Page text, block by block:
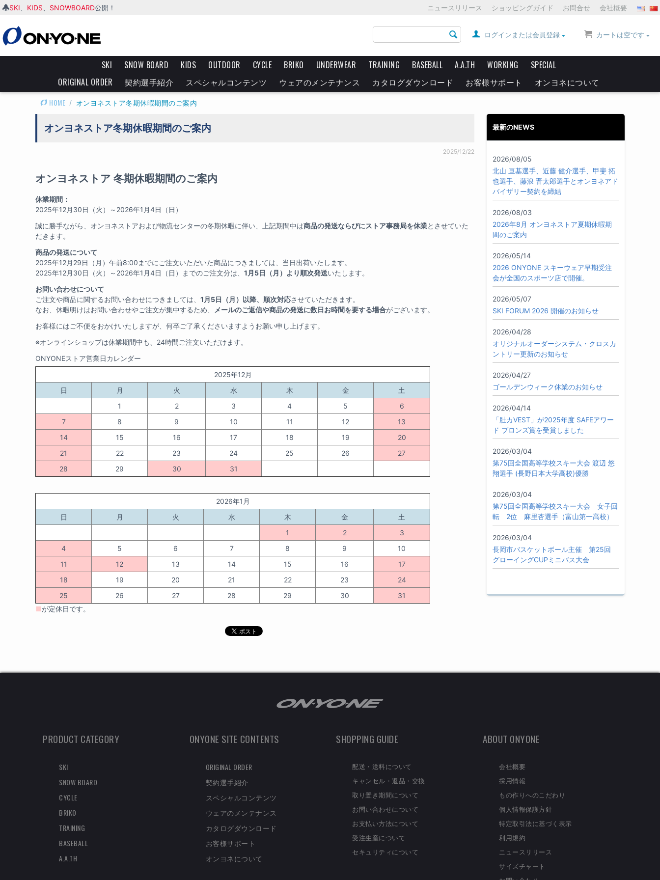
SKI KIDS SNOWBOARD公開！ ニュースリリース ショッピングガイド お問合せ 会社概要
カートは空です
ログインまたは会員登録
SKI SNOW BOARD KIDS OUTDOOR CYCLE BRIKO UNDERWEAR TRAINING BASEBALL A.A.TH WORKING
SPECIAL
ORIGINAL ORDER
契約選手紹介 スペシャルコンテンツ ウェアのメンテナンス カタログダウンロード お客様サポート オンヨネについて
HOME / オンヨネストア冬期休暇期間のご案内
オンヨネストア冬期休暇期間のご案内
2025/12/22
オンヨネストア 冬期休暇期間のご案内
休業期間：
2025年12月30日（火）～2026年1月4日（日）
誠に勝手ながら、オンヨネストアおよび物流センターの冬期休暇に伴い、上記期間中は商品の発送ならびにストア事務局を休業とさせていた
だきます。
商品の発送について
2025年12月29日（月）午前8:00までにご注文いただいた商品につきましては、当日出荷いたします。
2025年12月30日（火）～2026年1月4日（日）までのご注文分は、 1月5日（月）より順次発送いたします。
お問い合わせについて
ご注文や商品に関するお問い合わせにつきましては、 1月5日（月）以降、順次対応させていただきます。
なお、休暇明けはお問い合わせやご注文が集中するため、
メールのご返信や商品の発送に数日お時間を要する場合がございます。
お客様にはご不便をおかけいたしますが、何卒ご了承くださいますようお願い申し上げます。
※オンラインショップは休業期間中も、24時間ご注文いただけます。
ONYONEストア営業日カレンダー
2025年12月
日
月 火 水 木 金
土
1
2 3 4 5
6
7
8 9 10 11 12
13
14
15 16 17 18 19
20
21
22 23 24 25 26
27
28
29 30 31
2026年1月
日
月 火 水 木 金
土
1
2
3
4
5 6 7 8 9
10
11
12 13 14 15 16
17
18
19 20 21 22 23
24
25
26 27 28 29 30
31
■が定休日です。
最新のNEWS
2026/08/05
北山 亘基選手、近藤 健介選手、甲斐 拓
也選手、藤浪 晋太郎選手とオンヨネアド
バイザリー契約を締結
2026/08/03
2026年8月 オンヨネストア夏期休暇期
間のご案内
2026/05/14
2026 ONYONE スキーウェア早期受注
会が全国のスポーツ店で開催。
2026/05/07
SKI FORUM 2026 開催のお知らせ
2026/04/28
オリジナルオーダーシステム・クロスカ
ントリー更新のお知らせ
2026/04/27
ゴールデンウィーク休業のお知らせ
2026/04/14
「肚カVEST」が2025年度 SAFEアワー
ド ブロンズ賞を受賞しました
2026/03/04
第75回全国高等学校スキー大会 渡辺 悠
翔選手 (長野日本大学高校)優勝
2026/03/04
第75回全国高等学校スキー大会 女子回
転 2位 麻里杏選手（富山第一高校）
2026/03/04
長岡市バスケットボール主催 第25回
グローイングCUPミニバス大会
PRODUCT CATEGORY
SKI
SNOW BOARD
CYCLE
BRIKO
TRAINING
BASEBALL
A.A.TH
ONYONE SITE CONTENTS
ORIGINAL ORDER
契約選手紹介
スペシャルコンテンツ
ウェアのメンテナンス
カタログダウンロード
お客様サポート
オンヨネについて
SHOPPING GUIDE
配送・送料について
キャンセル・返品・交換
取り置き期間について
お問い合わせについて
お支払い方法について
受注生産について
セキュリティについて
ABOUT ONYONE
会社概要
採用情報
もの作りへのこだわり
個人情報保護方針
特定取引法に基づく表示
利用規約
ニュースリリース
サイズチャート